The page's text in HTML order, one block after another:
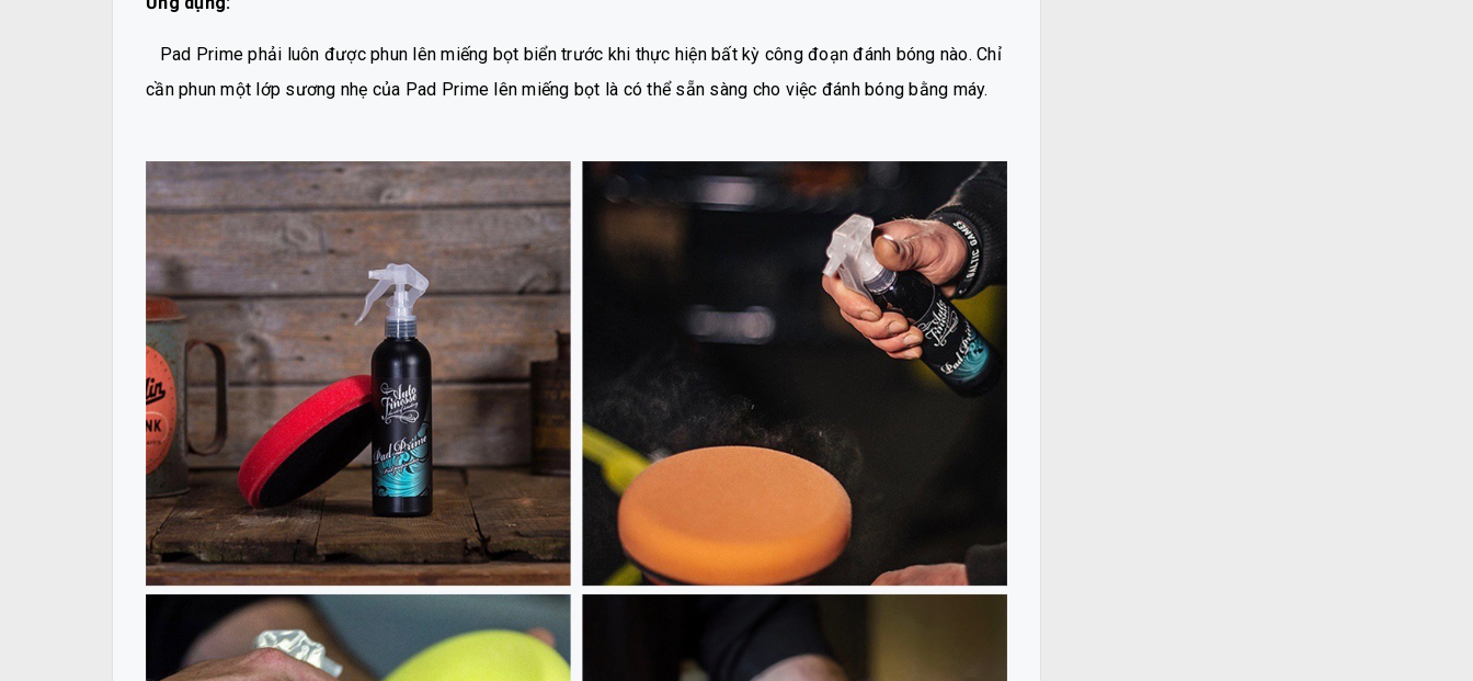
Pad Prime phải luôn được phun lên miếng bọt biển trước khi thực hiện bất kỳ công đoạn đánh bóng nào. Chỉ
cần phun một lớp sương nhẹ của Pad Prime lên miếng bọt là có thể sẵn sàng cho việc đánh bóng bằng máy.